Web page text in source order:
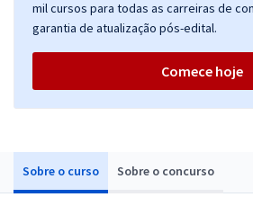
Sobre o curso Sobre o concurso
mil cursos para todas as carreiras de
garantia de atualização pós-edital.
Comece hoje